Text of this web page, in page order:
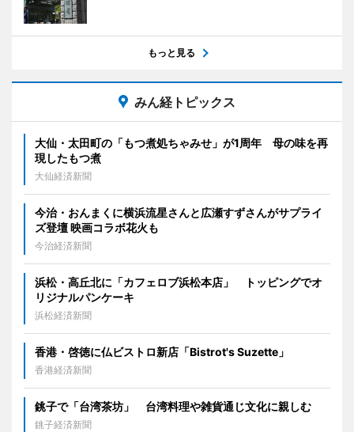
もっと見る
みん経トピックス
大仙・太田町の「もつ煮処ちゃみせ」が1周年 母の味を再
現したもつ煮
大仙経済新聞
今治・おんまくに横浜流星さんと広瀬すずさんがサプライ
ズ登壇 映画コラボ花火も
今治経済新聞
浜松・高丘北に「カフェロブ浜松本店」 トッピングでオ
リジナルパンケーキ
浜松経済新聞
香港・啓徳に仏ビストロ新店「Bistrot's Suzette」
香港経済新聞
銚子で「台湾茶坊」 台湾料理や雑貨通じ文化に親しむ
銚子経済新聞